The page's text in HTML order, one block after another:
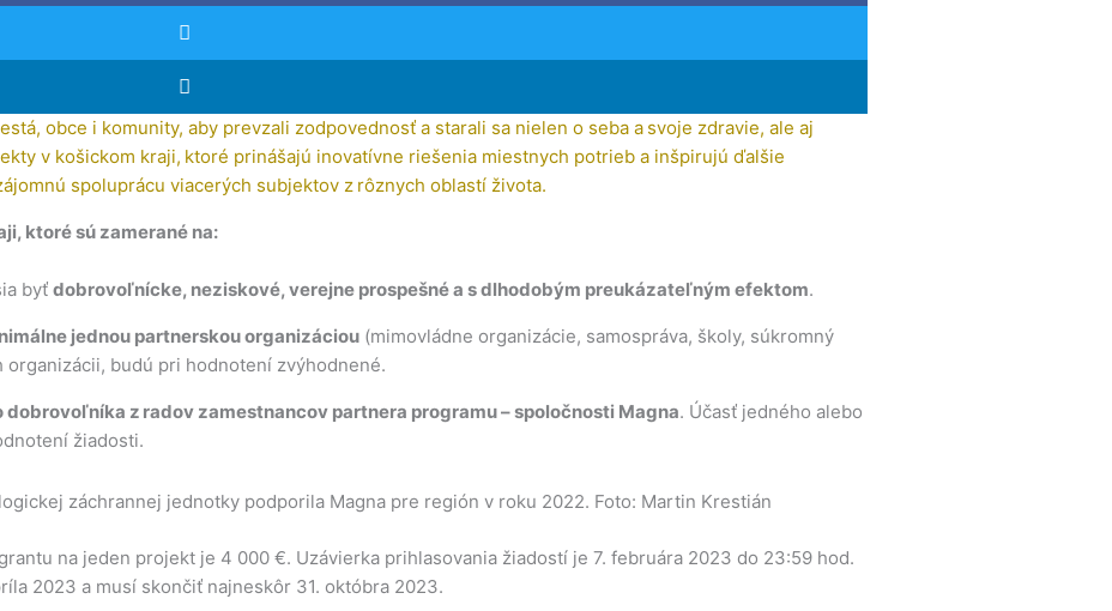
obce i komunity, aby prevzali zodpovednosť a starali sa nielen o seba a svoje zdravie, ale aj
v košickom kraji, ktoré prinášajú inovatívne riešenia miestnych potrieb a inšpirujú ďalšie
spoluprácu viacerých subjektov z rôznych oblastí života.
ktoré sú zamerané na:
byť dobrovoľnícke, neziskové, verejne prospešné a s dlhodobým preukázateľným efektom.
jednou partnerskou organizáciou (mimovládne organizácie, samospráva, školy, súkromný
budú pri hodnotení zvýhodnené.
dobrovoľníka z radov zamestnancov partnera programu – spoločnosti Magna. Účasť jedného alebo
žiadosti.
záchrannej jednotky podporila Magna pre región v roku 2022. Foto: Martin Krestián
na jeden projekt je 4 000 €. Uzávierka prihlasovania žiadostí je 7. februára 2023 do 23:59 hod.
2023 a musí skončiť najneskôr 31. októbra 2023.